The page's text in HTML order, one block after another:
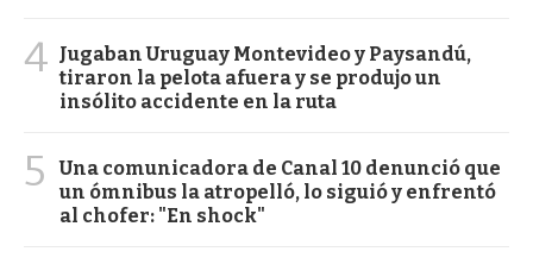
4 Jugaban Uruguay Montevideo y Paysandú,
tiraron la pelota afuera y se produjo un
insólito accidente en la ruta
5
Una comunicadora de Canal 10 denunció que
un ómnibus la atropelló, lo siguió y enfrentó
al chofer: "En shock"